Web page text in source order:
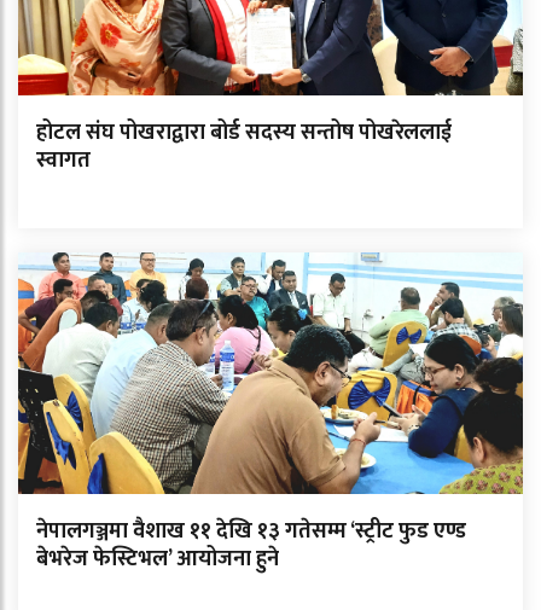
होटल संघ पोखराद्वारा बोर्ड सदस्य सन्तोष पोखरेललाई
स्वागत
नेपालगञ्जमा वैशाख ११ देखि १३ गतेसम्म ‘स्ट्रीट फुड एण्ड
बेभरेज फेस्टिभल’ आयोजना हुने